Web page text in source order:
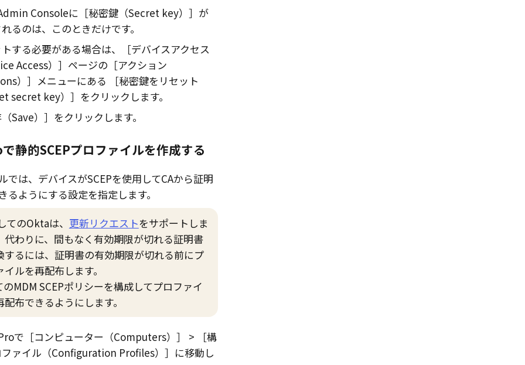
Consoleに 秘密鍵（Secret key）
が
るのは、このときだけです。
する必要がある場合は、
デバイスアクセス
Access）
ページの
アクション
）
メニューにある
秘密鍵をリセット
secret key）
をクリックします。
Save）
をクリックします。
で静的SCEPプロファイルを作成する
では、デバイスがSCEPを使用してCAから証明
るようにする設定を指定します。
てのOktaは、 更新リクエストをサポートしま
代わりに、間もなく有効期限が切れる証明書
するには、証明書の有効期限が切れる前にプ
ルを再配布します。
のMDM SCEPポリシーを構成してプロファイ
配布できるようにします。
で コンピューター（Computers）
構
ァイル（Configuration Profiles）
に移動し